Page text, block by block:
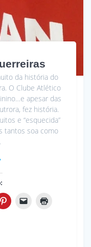
da história do
O Clube Atlético
apesar das
fez história.
e “esquecida”
tantos soa como